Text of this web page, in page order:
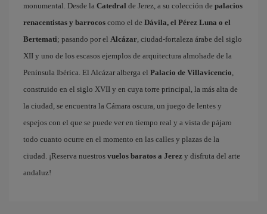
monumental. Desde la Catedral de Jerez, a su colección de palacios
renacentistas y barrocos como el de Dávila, el Pérez Luna o el
Bertemati; pasando por el Alcázar , ciudad-fortaleza árabe del siglo
XII y uno de los escasos ejemplos de arquitectura almohade de la
Península Ibérica. El Alcázar alberga el Palacio de Villavicencio
construido en el siglo XVII y en cuya torre principal, la más alta de
la ciudad, se encuentra la Cámara oscura, un juego de lentes y
espejos con el que se puede ver en tiempo real y a vista de pájaro
todo cuanto ocurre en el momento en las calles y plazas de la
ciudad. ¡Reserva nuestros vuelos baratos a Jerez y disfruta del arte
andaluz!